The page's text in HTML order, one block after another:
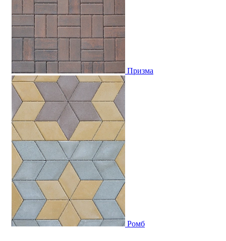
Призма
Ромб